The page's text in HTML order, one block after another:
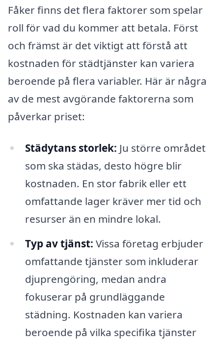
Fåker finns det flera faktorer som spelar
roll för vad du kommer att betala. Först
och främst är det viktigt att förstå att
kostnaden för städtjänster kan variera
beroende på flera variabler. Här är några
av de mest avgörande faktorerna som
påverkar priset:
Städytans storlek: Ju större området
som ska städas, desto högre blir
kostnaden. En stor fabrik eller ett
omfattande lager kräver mer tid och
resurser än en mindre lokal.
Typ av tjänst: Vissa företag erbjuder
omfattande tjänster som inkluderar
djuprengöring, medan andra
fokuserar på grundläggande
städning. Kostnaden kan variera
beroende på vilka specifika tjänster